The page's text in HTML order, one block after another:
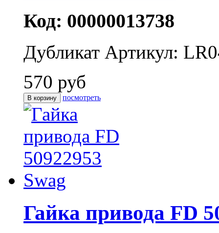
Код: 00000013738
Дубликат Артикул:
570 руб
посмотреть
Гайка привода FD